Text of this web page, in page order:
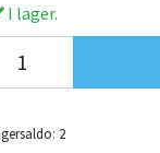
I lager.
2